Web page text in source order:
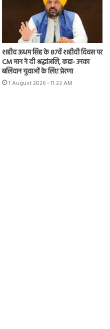
शहीद ऊधम सिंह के 87वें शहीदी दिवस पर
CM मान ने दी श्रद्धांजलि, कहा- उनका
बलिदान युवाओं के लिए प्रेरणा
1 August 2026 - 11:23 AM